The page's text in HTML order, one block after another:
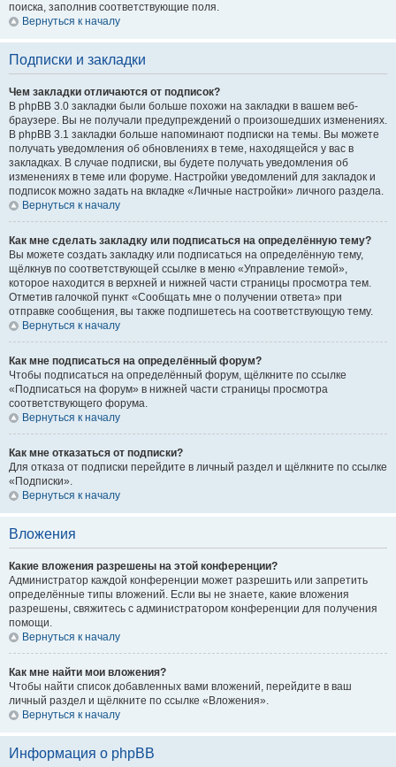
поиска, заполнив соответствующие поля.
Вернуться к началу
Подписки и закладки
Чем закладки отличаются от подписок?
В phpBB 3.0 закладки были больше похожи на закладки в вашем веб-
браузере. Вы не получали предупреждений о произошедших изменениях.
В phpBB 3.1 закладки больше напоминают подписки на темы. Вы можете
получать уведомления об обновлениях в теме, находящейся у вас в
закладках. В случае подписки, вы будете получать уведомления об
изменениях в теме или форуме. Настройки уведомлений для закладок и
подписок можно задать на вкладке «Личные настройки» личного раздела.
Вернуться к началу
Как мне сделать закладку или подписаться на определённую тему?
Вы можете создать закладку или подписаться на определённую тему,
щёлкнув по соответствующей ссылке в меню «Управление темой»,
которое находится в верхней и нижней части страницы просмотра тем.
Отметив галочкой пункт «Сообщать мне о получении ответа» при
отправке сообщения, вы также подпишетесь на соответствующую тему.
Вернуться к началу
Как мне подписаться на определённый форум?
Чтобы подписаться на определённый форум, щёлкните по ссылке
«Подписаться на форум» в нижней части страницы просмотра
соответствующего форума.
Вернуться к началу
Как мне отказаться от подписки?
Для отказа от подписки перейдите в личный раздел и щёлкните по ссылке
«Подписки».
Вернуться к началу
Вложения
Какие вложения разрешены на этой конференции?
Администратор каждой конференции может разрешить или запретить
определённые типы вложений. Если вы не знаете, какие вложения
разрешены, свяжитесь с администратором конференции для получения
помощи.
Вернуться к началу
Как мне найти мои вложения?
Чтобы найти список добавленных вами вложений, перейдите в ваш
личный раздел и щёлкните по ссылке «Вложения».
Вернуться к началу
Информация о phpBB